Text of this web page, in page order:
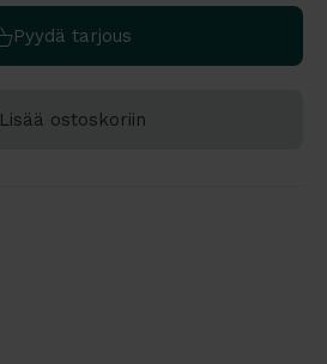
Pyydä tarjous
Lisää ostoskoriin